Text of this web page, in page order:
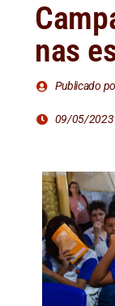
nas
Publicado
09/05/2023